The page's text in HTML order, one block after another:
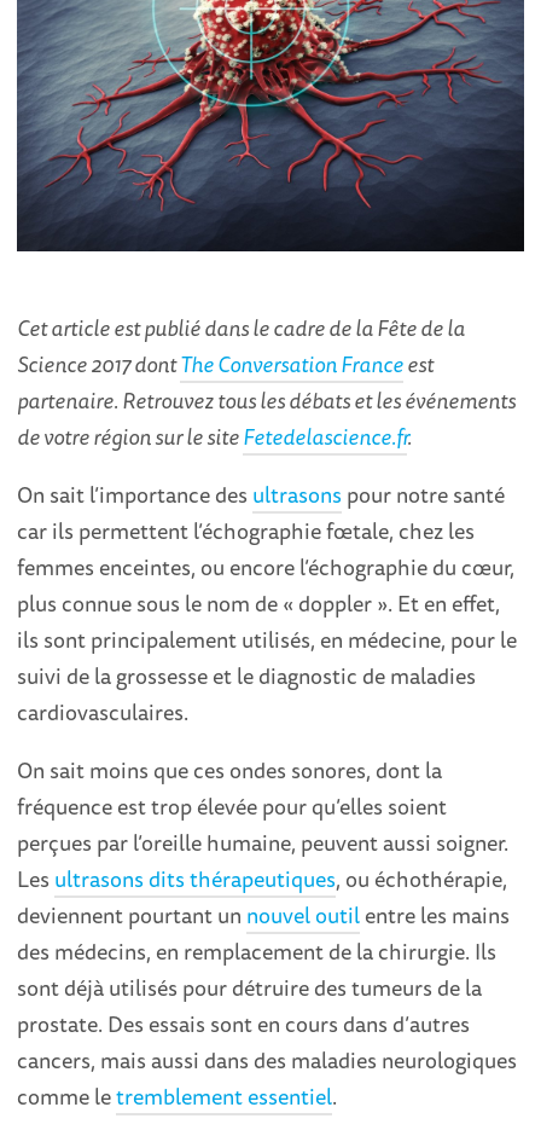
Cet article est publié dans le cadre de la Fête de la
Science 2017 dontThe Conversation Franceest
partenaire. Retrouvez tous les débats et les événements
de votre région sur le siteFetedelascience.fr.
On sait l’importance des ultrasons pour notre santé
car ils permettent l’échographie fœtale, chez les
femmes enceintes, ou encore l’échographie du cœur,
plus connue sous le nom de « doppler ». Et en effet,
ils sont principalement utilisés, en médecine, pour le
suivi de la grossesse et le diagnostic de maladies
cardiovasculaires.
On sait moins que ces ondes sonores, dont la
fréquence est trop élevée pour qu’elles soient
perçues par l’oreille humaine, peuvent aussi soigner.
Les ultrasons dits thérapeutiques, ou échothérapie,
deviennent pourtant un nouvel outilentre les mains
des médecins, en remplacement de la chirurgie. Ils
sont déjà utilisés pour détruire des tumeurs de la
prostate. Des essais sont en cours dans d’autres
cancers, mais aussi dans des maladies neurologiques
comme letremblement essentiel.